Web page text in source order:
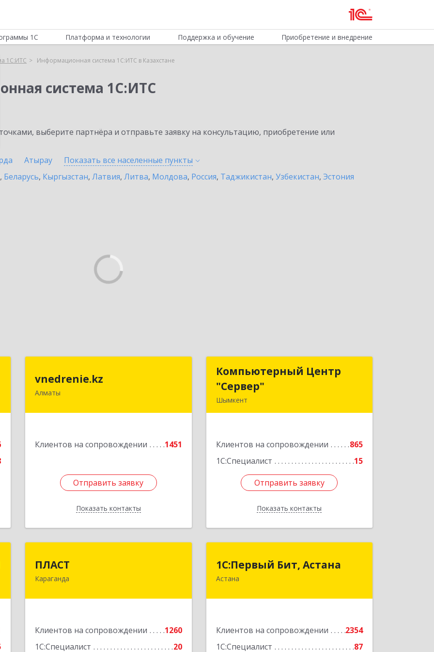
1С Платформа и технологии Поддержка и обучение Приобретение и внедрение
1С:ИТС Информационная система 1С:ИТС в Казахстане
система 1С:ИТС
выберите партнёра и отправьте заявку на консультацию, приобретение или
Атырау Показать все населенные пункты
, Беларусь, Кыргызстан, Латвия, Литва, Молдова, Россия, Таджикистан, Узбекистан, Эстония
vnedrenie.kz
Алматы
Клиентов на сопровождении 1451
Отправить заявку
Показать контакты
Казахстан, г.Алматы, ул.Прокофьева
Отправить заявку
Назад
Компьютерный Центр
"Сервер"
Шымкент
Клиентов на сопровождении
865
1С:Специалист
15
Отправить заявку
Показать контакты
Компьютерный Центр
Подробнее
Отправить заявку
Назад
ПЛАСТ
Караганда
Клиентов на сопровождении
1260
1С:Специалист
20
100009,Казахстан,г.Караганда,
1С:Первый Бит, Астана
Астана
Клиентов на сопровождении
2354
1С:Специалист
87
1С:Первый Бит, Астана
Подробнее